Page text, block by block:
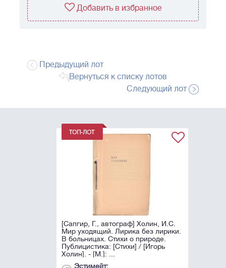
Добавить в избранное
Предыдущий лот
Вернуться к списку лотов
Следующий лот
[Сапгир, Г., автограф] Холин, И.С.
Мир уходящий. Лирика без лирики.
В больницах. Стихи о природе.
Публицистика: [Стихи] / [Игорь
Холин]. - [М.]: ...
Эстимейт: